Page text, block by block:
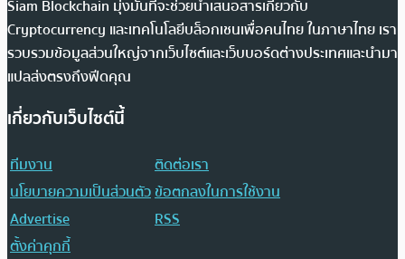
Siam Blockchain มุ่งมั่นที่จะช่วยนำเสนอสารเกี่ยวกับ
Cryptocurrency และเทคโนโลยีบล็อกเชนเพื่อคนไทย ในภาษาไทย เรา
รวบรวมข้อมูลส่วนใหญ่จากเว็บไซต์และเว็บบอร์ดต่างประเทศและนำมา
แปลส่งตรงถึงฟีดคุณ
เกี่ยวกับเว็บไซต์นี้
ทีมงาน
ติดต่อเรา
นโยบายความเป็นส่วนตัวข้อตกลงในการใช้งาน
Advertise
RSS
ตั้งค่าคุกกี้